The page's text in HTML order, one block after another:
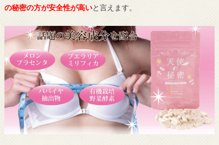
の秘密の方が安全性が高いと言えます。